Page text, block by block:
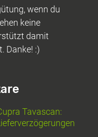
wenn du
keine
damit
Danke! :)
Tavascan: